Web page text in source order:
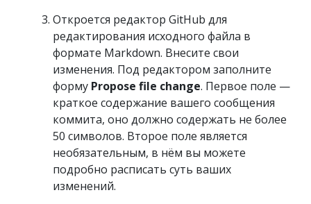
Откроется редактор GitHub для
редактирования исходного файла в
формате Markdown. Внесите свои
изменения. Под редактором заполните
форму Propose file change. Первое поле —
краткое содержание вашего сообщения
коммита, оно должно содержать не более
50 символов. Второе поле является
необязательным, в нём вы можете
подробно расписать суть ваших
изменений.